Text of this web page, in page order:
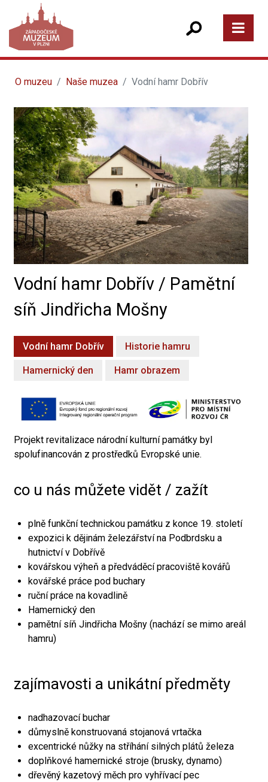
O muzeu Naše muzea Vodní hamr Dobřív
Vodní hamr Dobřív / Pamětní
síň Jindřicha Mošny
Vodní hamr Dobřív Historie hamru
Hamernický den Hamr obrazem
Projekt revitalizace národní kulturní památky byl
spolufinancován z prostředků Evropské unie.
co u nás můžete vidět / zažít
plně funkční technickou památku z konce 19. století
expozici k dějinám železářství na Podbrdsku a
hutnictví v Dobřívě
kovářskou výheň a předváděcí pracoviště kovářů
kovářské práce pod buchary
ruční práce na kovadlině
Hamernický den
pamětní síň Jindřicha Mošny (nachází se mimo areál
hamru)
zajímavosti a unikátní předměty
nadhazovací buchar
důmyslně konstruovaná stojanová vrtačka
excentrické nůžky na stříhání silných plátů železa
doplňkové hamernické stroje (brusky, dynamo)
dřevěný kazetový měch pro vyhřívací pec